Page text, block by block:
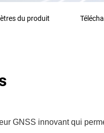
du produit
GNSS innovant qui